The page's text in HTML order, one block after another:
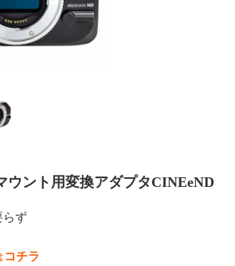
ウント用変換アダプタCINEeND
らず
コチラ